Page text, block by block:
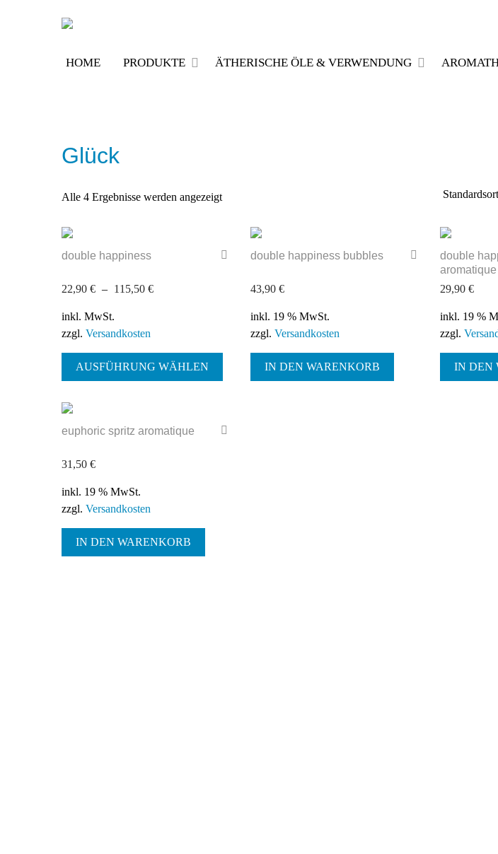
HOME PRODUKTE ÄTHERISCHE ÖLE & VERWENDUNG
Glück
Alle 4 Ergebnisse werden angezeigt
double happiness
22,90 € – 115,50 €
inkl. MwSt.
zzgl. Versandkosten
AUSFÜHRUNG WÄHLEN
weist
auf.
double happiness bubbles
43,90€
inkl. 19 % MwSt.
zzgl.Versandkosten
IN DEN WARENKORB
double
aromatique
29,90 €
inkl. 19 %
zzgl.
IN DEN
euphoric spritz aromatique
31,50 €
inkl. 19 % MwSt.
zzgl. Versandkosten
IN DEN WARENKORB